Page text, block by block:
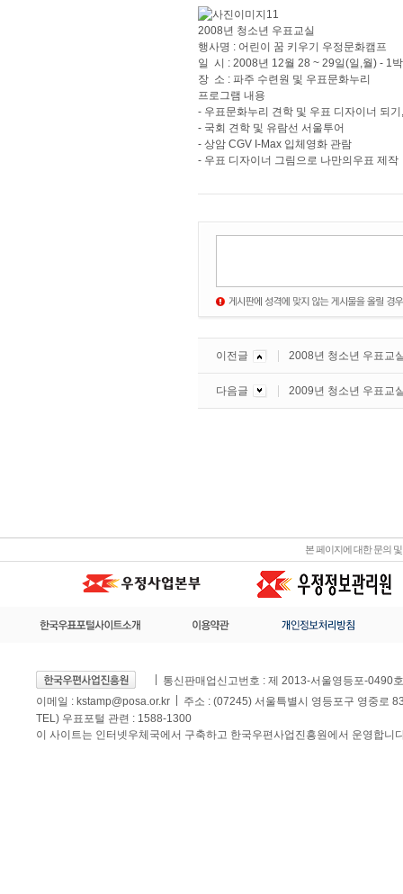
2008년 청소년 우표교실
행사명 : 어린이 꿈 키우기 우정문화캠프
일 시 : 2008년 12월 28 ~ 29일(일,월) - 1
장 소 : 파주 수련원 및 우표문화누리
프로그램 내용
- 우표문화누리 견학 및 우표 디자이너 되
- 국회 견학 및 유람선 서울투어
- 상암 CGV I-Max 입체영화 관람
- 우표 디자이너 그림으로 나만의우표 제작
이전글 2008년 청소년 우표교
다음글 2009년 청소년 우표교
본 페이지에 대한 문의
통신판매업신고번호 : 제 2013-서울영등포-0490호
이메일 : kstamp@posa.or.kr
주소 : (07245) 서울특별시 영등포구 영중로
TEL) 우표포털 관련 : 1588-1300
이 사이트는 인터넷우체국에서 구축하고 한국우편사업진흥원에서 운영합니